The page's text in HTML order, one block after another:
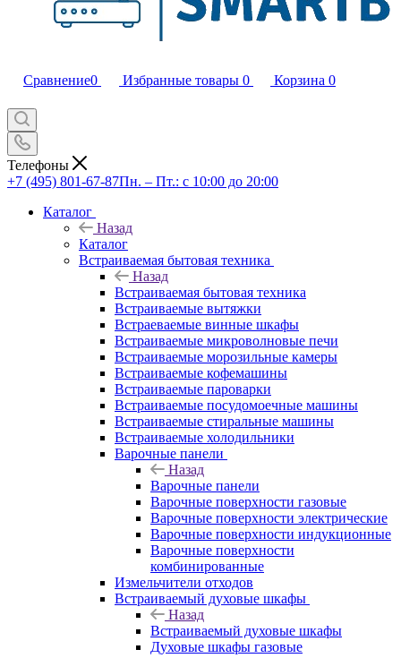
Сравнение0 Избранные товары 0 Корзина 0
Телефоны
+7 (495) 801-67-87Пн. – Пт.: с 10:00 до 20:00
Каталог
Назад
Каталог
Встраиваемая бытовая техника
Назад
Встраиваемая бытовая техника
Встраиваемые вытяжки
Встраеваемые винные шкафы
Встраиваемые микроволновые печи
Встраиваемые морозильные камеры
Встраиваемые кофемашины
Встраиваемые пароварки
Встраиваемые посудомоечные машины
Встраиваемые стиральные машины
Встраиваемые холодильники
Варочные панели
Назад
Варочные панели
Варочные поверхности газовые
Варочные поверхности электрические
Варочные поверхности индукционные
Варочные поверхности
комбинированные
Измельчители отходов
Встраиваемый духовые шкафы
Назад
Встраиваемый духовые шкафы
Духовые шкафы газовые